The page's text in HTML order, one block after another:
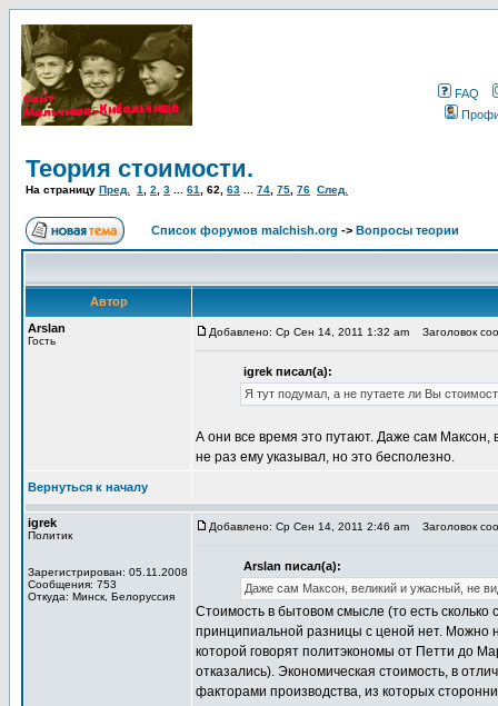
FAQ
Теория стоимости.
На страницу Пред. 1 2 3 61 62 63 74 75 76 След.
Список форумов malchish.org -> Вопросы теории
Автор
Arslan
Гость
Добавлено: Ср Сен 14, 2011 1:32 am Заголовок
igrek писал(а):
Я тут подумал, а не путаете ли Вы
А они все время это путают. Даже сам Максон,
не раз ему указывал, но это бесполезно.
Вернуться к началу
igrek
Политик
Зарегистрирован: 05.11.2008
Сообщения: 753
Откуда: Минск, Белоруссия
Добавлено: Ср Сен 14, 2011 2:46 am Заголовок
Arslan писал(а):
Даже сам Максон, великий и ужасный, не
Стоимость в бытовом смысле (то есть сколько
принципиальной разницы с ценой нет. Можно
которой говорят политэкономы от Петти до
отказались). Экономическая стоимость, в
факторами производства, из которых